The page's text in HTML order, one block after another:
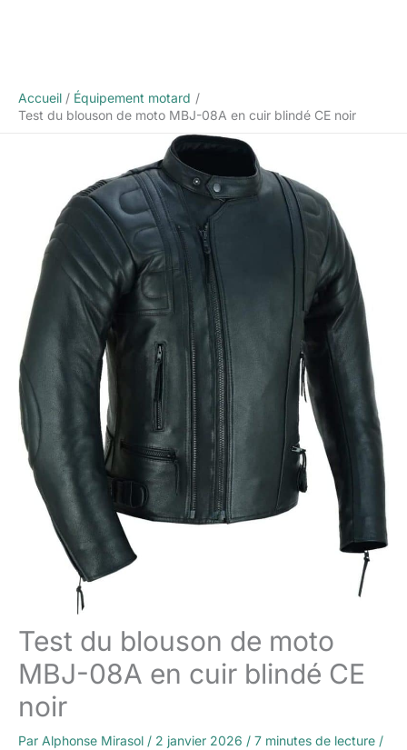
Accueil
Équipement motard
Test du blouson de moto MBJ-08A en cuir blindé CE noir
Test du blouson de moto
MBJ-08A en cuir blindé CE
noir
Par Alphonse Mirasol / 2 janvier 2026 / 7 minutes de lecture /